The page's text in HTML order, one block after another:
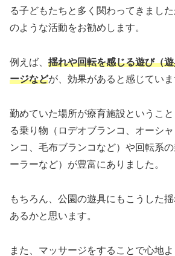
る子どもたちと多く関わってきまし
のような活動をお勧めします。
例えば、 揺れや回転を感じる遊び（
ージなどが、効果があると感じていま
勤めていた場所が療育施設というこ
る乗り物（ロデオブランコ、オーシ
ンコ、毛布ブランコなど）や回転系
ーラーなど）が豊富にありました。
もちろん、公園の遊具にもこうした
あるかと思います。
また、マッサージをすることで心地